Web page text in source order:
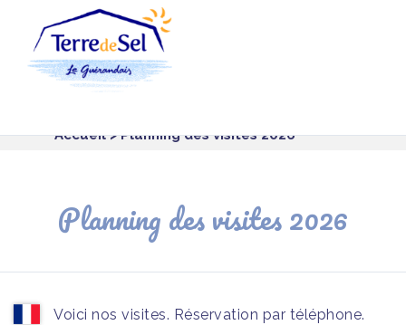
Accueil> Planning des visites 2026
Planning des visites 2026
Voici nos visites. Réservation par téléphone.
Panneau de gestion des cookies